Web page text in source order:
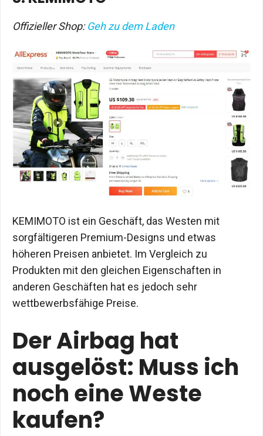
Offizieller Shop:Geh zu dem Laden
KEMIMOTO ist ein Geschäft, das Westen mit
sorgfältigeren Premium-Designs und etwas
höheren Preisen anbietet. Im Vergleich zu
Produkten mit den gleichen Eigenschaften in
anderen Geschäften hat es jedoch sehr
wettbewerbsfähige Preise.
Der Airbag hat
ausgelöst: Muss ich
noch eine Weste
kaufen?